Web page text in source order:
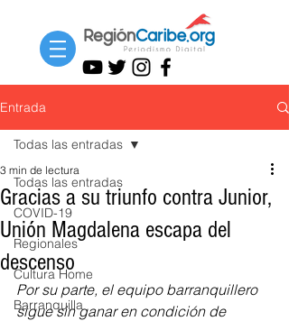
Entrada
Todas las entradas
COVID-19
Regionales
Cultura Home
Barranquilla
Todas las entradas
Gracias a su triunfo contra Junior,
Unión Magdalena escapa del
descenso
3 min de lectura
Por su parte, el equipo barranquillero
sigue sin ganar en condición de